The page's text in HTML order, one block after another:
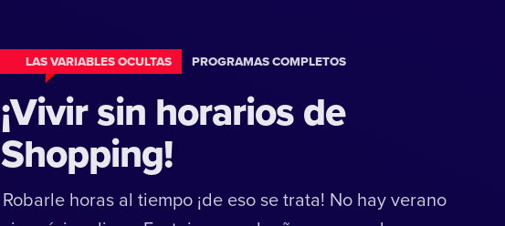
LAS VARIABLES OCULTAS PROGRAMAS COMPLETOS
¡Vivir sin horarios de
Shopping!
Robarle horas al tiempo ¡de eso se trata! No hay verano